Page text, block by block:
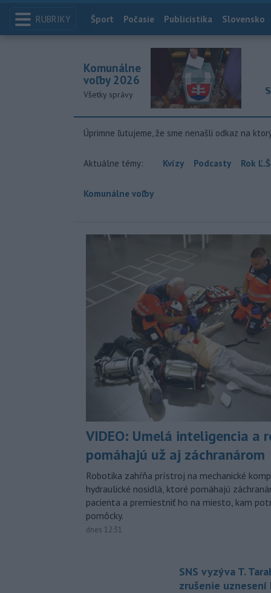
RUBRIKY Index
Šport Počasie Publicistika Slovensko
Komunálne
voľby 2026
Všetky správy
Úprimne ľutujeme, že sme nenašli odkaz na
Aktuálne témy: Kvízy Podcasty Rok
Komunálne voľby
VIDEO: Umelá inteligencia a
pomáhajú už aj záchranárom
Robotika zahŕňa prístroj na mechanické
hydraulické nosidlá, ktoré pomáhajú
pacienta a premiestniť ho na miesto, kam
pomôcky.
dnes 12:31
SNS vyzýva T.
zrušenie uznesení